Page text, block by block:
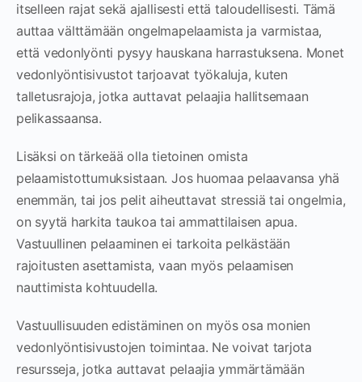
itselleen rajat sekä ajallisesti että taloudellisesti. Tämä
auttaa välttämään ongelmapelaamista ja varmistaa,
että vedonlyönti pysyy hauskana harrastuksena. Monet
vedonlyöntisivustot tarjoavat työkaluja, kuten
talletusrajoja, jotka auttavat pelaajia hallitsemaan
pelikassaansa.
Lisäksi on tärkeää olla tietoinen omista
pelaamistottumuksistaan. Jos huomaa pelaavansa yhä
enemmän, tai jos pelit aiheuttavat stressiä tai ongelmia,
on syytä harkita taukoa tai ammattilaisen apua.
Vastuullinen pelaaminen ei tarkoita pelkästään
rajoitusten asettamista, vaan myös pelaamisen
nauttimista kohtuudella.
Vastuullisuuden edistäminen on myös osa monien
vedonlyöntisivustojen toimintaa. Ne voivat tarjota
resursseja, jotka auttavat pelaajia ymmärtämään